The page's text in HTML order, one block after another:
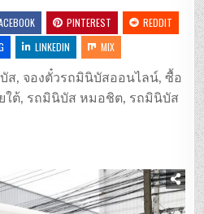
PINTEREST
REDDIT
LINKEDIN MIX
ส, จองตั๋วรถมินิบัสออนไลน์,ซื้อ
ใต้, รถมินิบัส หมอชิต, รถมินิบัส